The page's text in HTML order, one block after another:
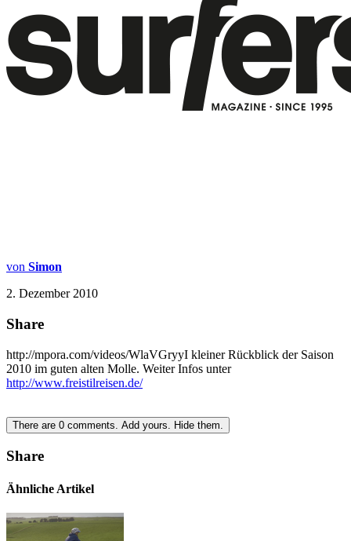
von Simon
2. Dezember 2010
Share
http://mpora.com/videos/WlaVGryyI kleiner Rückblick der Saison
2010 im guten alten Molle. Weiter Infos unter
http://www.freistilreisen.de/
There are 0 comments. Add yours. Hide them.
Share
Ähnliche Artikel